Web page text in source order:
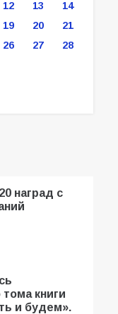
12 13
14
19 20
21
26 27
28
наград с
книги
и будем».